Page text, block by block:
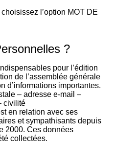
l’option MOT DE
?
pour l’édition
de l’assemblée générale
d’informations importantes.
– adresse e-mail –
civilité
en relation avec ses
et sympathisants depuis
2000. Ces données
collectées.